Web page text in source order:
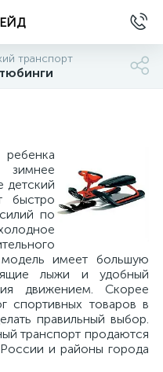
транспорт
зимнее
детский
быстро
по
имеет большую
лыжи и удобный
движением. Скорее
спортивных товаров в
правильный выбор.
транспорт продаются
и районы города